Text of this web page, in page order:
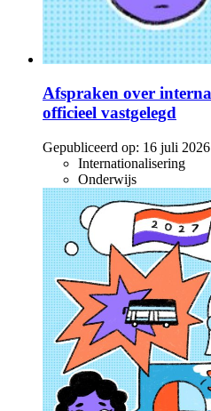
Afspraken over
officieel vastgelegd
Gepubliceerd op: 16 juli 2026
Internationalisering
Onderwijs